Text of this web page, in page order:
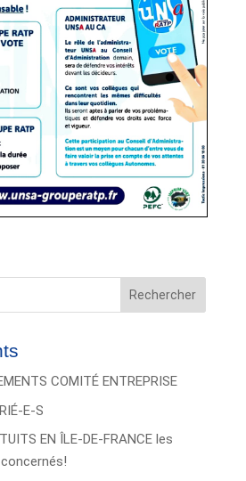
Rechercher
COMITÉ ENTREPRISE
E-S
EN ÎLE-DE-FRANCE les